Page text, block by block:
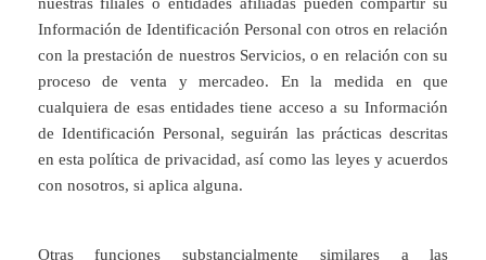
Información de Identificación Personal con otros en relación
con la prestación de nuestros Servicios, o en relación con su
proceso de venta y mercadeo. En la medida en que
cualquiera de esas entidades tiene acceso a su Información
de Identificación Personal, seguirán las prácticas descritas
en esta política de privacidad, así como las leyes y acuerdos
con nosotros, si aplica alguna.
Otras funciones substancialmente similares a las